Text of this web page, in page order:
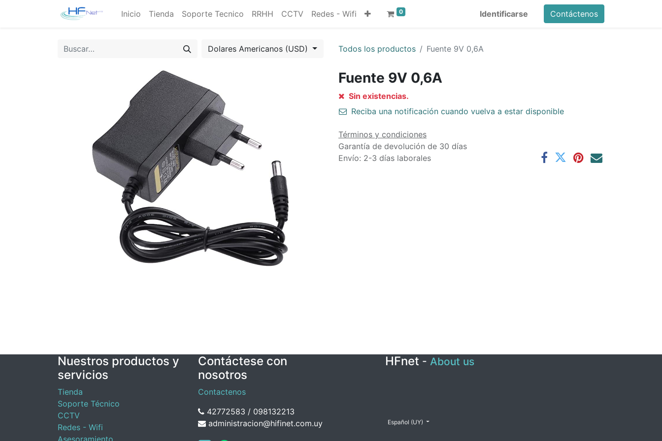
Inicio Tienda Soporte Tecnico RRHH CCTV Redes - Wifi 0 Identificarse Contáctenos
Dolares Americanos (USD) Todos los productos Fuente 9V 0,6A
Fuente 9V 0,6A
Sin existencias.
Reciba una notificación cuando vuelva a estar disponible
Términos y condiciones
Garantía de devolución de 30 días
Envío: 2-3 días laborales
Nuestros productos y
servicios
Tienda
Soporte Técnico
CCTV
Redes - Wifi
Asesoramiento
Contáctese con
nosotros
Contactenos
42772583 / 098132213
administracion@hifinet.com.uy
HFnet - About us
Español (UY)